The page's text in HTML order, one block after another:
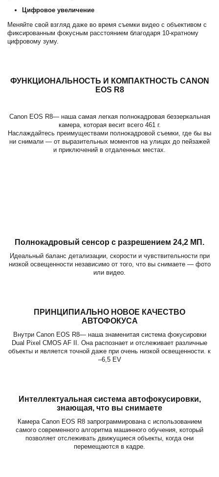
Цифровое увеличение
Меняйте свой взгляд даже во время съемки видео с объективом с
фиксированным фокусным расстоянием благодаря 10-кратному
цифровому зуму.
ФУНКЦИОНАЛЬНОСТЬ И КОМПАКТНОСТЬ CANON
EOS R8
Canon EOS R8— наша самая легкая полнокадровая беззеркальная
камера, которая весит всего 461 г.
Наслаждайтесь преимуществами полнокадровой съемки, где бы вы
ни снимали — от выразительных моментов на улицах до пейзажей
и приключений в отдаленных местах.
Полнокадровый сенсор с разрешением 24,2 МП.
Идеальный баланс детализации, скорости и чувствительности при
низкой освещенности независимо от того, что вы снимаете — фото
или видео.
ПРИНЦИПИАЛЬНО НОВОЕ КАЧЕСТВО
АВТОФОКУСА
Внутри Canon EOS R8— наша знаменитая система фокусировки
Dual Pixel CMOS AF II. Она распознает и отслеживает различные
объекты и является точной даже при очень низкой освещенности. к
–6,5 EV
Интеллектуальная система автофокусировки,
знающая, что вы снимаете
Камера Canon EOS R8 запрограммирована с использованием
самого современного алгоритма машинного обучения, который
позволяет отслеживать движущиеся объекты, когда они
перемещаются в кадре.